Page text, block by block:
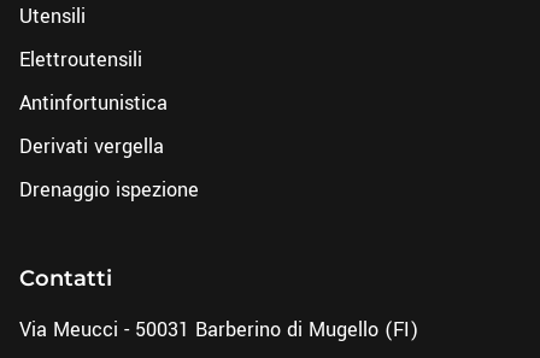
Utensili
Elettroutensili
Antinfortunistica
Derivati vergella
Drenaggio ispezione
Contatti
Via Meucci - 50031 Barberino di Mugello (FI)